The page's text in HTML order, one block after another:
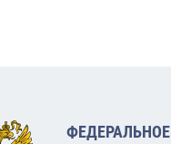
ФЕДЕРАЛЬНОЕ